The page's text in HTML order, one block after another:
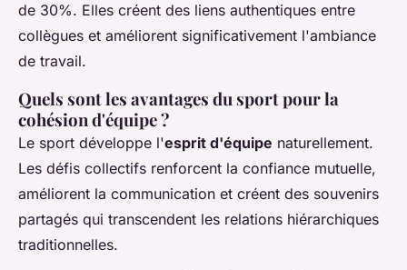
de 30%. Elles créent des liens authentiques entre
collègues et améliorent significativement l'ambiance
de travail.
Quels sont les avantages du sport pour la
cohésion d'équipe ?
Le sport développe l'esprit d'équipe naturellement.
Les défis collectifs renforcent la confiance mutuelle,
améliorent la communication et créent des souvenirs
partagés qui transcendent les relations hiérarchiques
traditionnelles.